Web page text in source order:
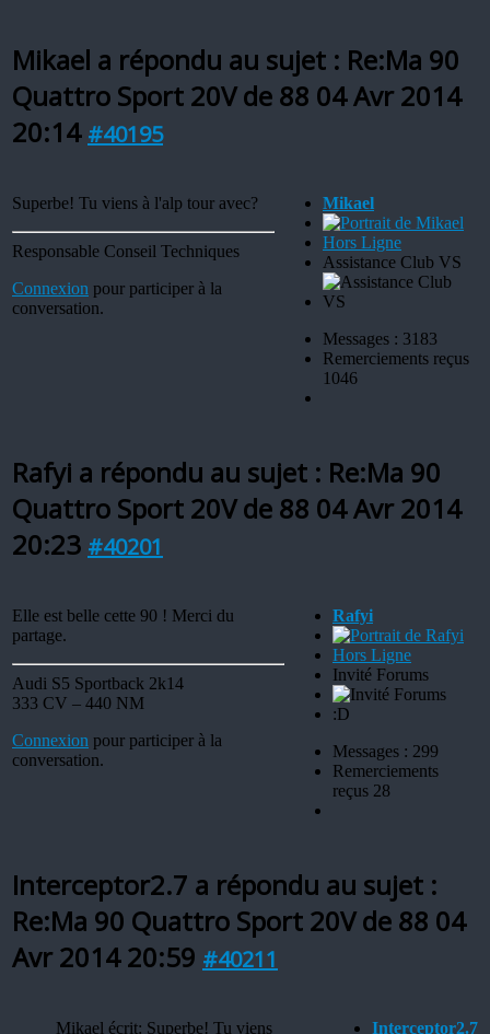
Mikael a répondu au sujet : Re:Ma 90
Quattro Sport 20V de 88 04 Avr 2014
20:14 #40195
Superbe! Tu viens à l'alp tour avec?
Responsable Conseil Techniques
Connexion pour participer à la
conversation.
Mikael
Hors Ligne
Assistance Club VS
Messages : 3183
Remerciements reçus
1046
Rafyi a répondu au sujet : Re:Ma 90
Quattro Sport 20V de 88 04 Avr 2014
20:23 #40201
Elle est belle cette 90 ! Merci du
partage.
Audi S5 Sportback 2k14
333 CV – 440 NM
Connexion pour participer à la
conversation.
Rafyi
Hors Ligne
Invité Forums
:D
Messages : 299
Remerciements
reçus 28
Interceptor2.7 a répondu au sujet :
Re:Ma 90 Quattro Sport 20V de 88 04
Avr 2014 20:59 #40211
Mikael écrit: Superbe! Tu viens Interceptor2.7